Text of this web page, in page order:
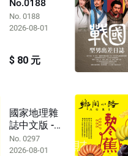
No.0188
No. 0188
2026-08-01
$ 80 元
國家地理雜
誌中文版 -
No.0297
No. 0297
2026-08-01